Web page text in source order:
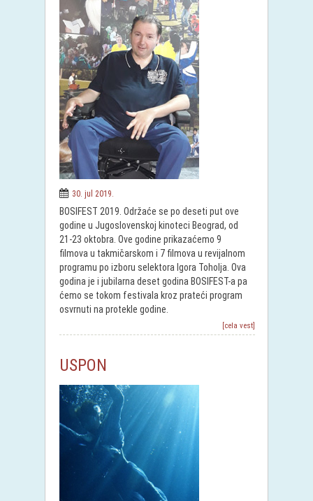
30. jul 2019.
BOSIFEST 2019. Održaće se po deseti put ove
godine u Jugoslovenskoj kinoteci Beograd, od
21-23 oktobra. Ove godine prikazaćemo 9
filmova u takmičarskom i 7 filmova u revijalnom
programu po izboru selektora Igora Toholja. Ova
godina je i jubilarna deset godina BOSIFEST-a pa
ćemo se tokom festivala kroz prateći program
osvrnuti na protekle godine.
[cela vest]
USPON